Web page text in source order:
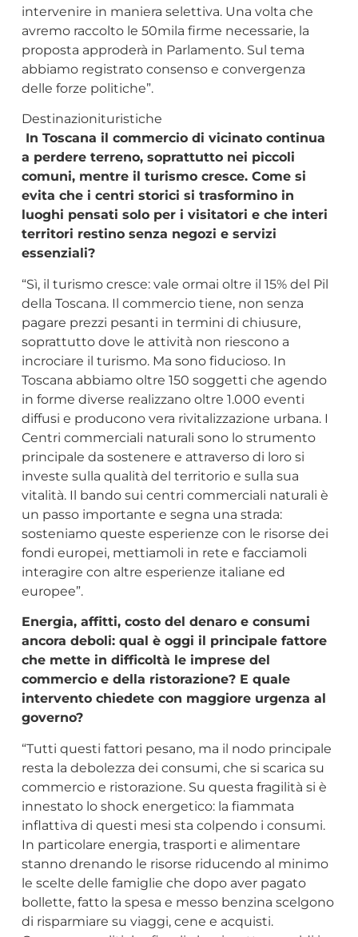
intervenire in maniera selettiva. Una volta che
avremo raccolto le 50mila firme necessarie, la
proposta approderà in Parlamento. Sul tema
abbiamo registrato consenso e convergenza
delle forze politiche”.
Destinazionituristiche
In Toscana il commercio di vicinato continua
a perdere terreno, soprattutto nei piccoli
comuni, mentre il turismo cresce. Come si
evita che i centri storici si trasformino in
luoghi pensati solo per i visitatori e che interi
territori restino senza negozi e servizi
essenziali?
“Sì, il turismo cresce: vale ormai oltre il 15% del Pil
della Toscana. Il commercio tiene, non senza
pagare prezzi pesanti in termini di chiusure,
soprattutto dove le attività non riescono a
incrociare il turismo. Ma sono fiducioso. In
Toscana abbiamo oltre 150 soggetti che agendo
in forme diverse realizzano oltre 1.000 eventi
diffusi e producono vera rivitalizzazione urbana. I
Centri commerciali naturali sono lo strumento
principale da sostenere e attraverso di loro si
investe sulla qualità del territorio e sulla sua
vitalità. Il bando sui centri commerciali naturali è
un passo importante e segna una strada:
sosteniamo queste esperienze con le risorse dei
fondi europei, mettiamoli in rete e facciamoli
interagire con altre esperienze italiane ed
europee”.
Energia, affitti, costo del denaro e consumi
ancora deboli: qual è oggi il principale fattore
che mette in difficoltà le imprese del
commercio e della ristorazione? E quale
intervento chiedete con maggiore urgenza al
governo?
“Tutti questi fattori pesano, ma il nodo principale
resta la debolezza dei consumi, che si scarica su
commercio e ristorazione. Su questa fragilità si è
innestato lo shock energetico: la fiammata
inflattiva di questi mesi sta colpendo i consumi.
In particolare energia, trasporti e alimentare
stanno drenando le risorse riducendo al minimo
le scelte delle famiglie che dopo aver pagato
bollette, fatto la spesa e messo benzina scelgono
di risparmiare su viaggi, cene e acquisti.